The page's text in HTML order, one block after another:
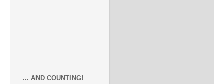
... AND COUNTING!